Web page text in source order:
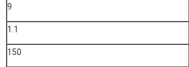
9
1.1
150